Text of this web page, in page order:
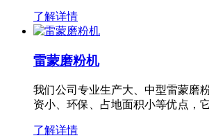
了解详情
雷蒙磨粉机
我们公司专业生产大、中型雷蒙磨
资小、环保、占地面积小等优点，
了解详情